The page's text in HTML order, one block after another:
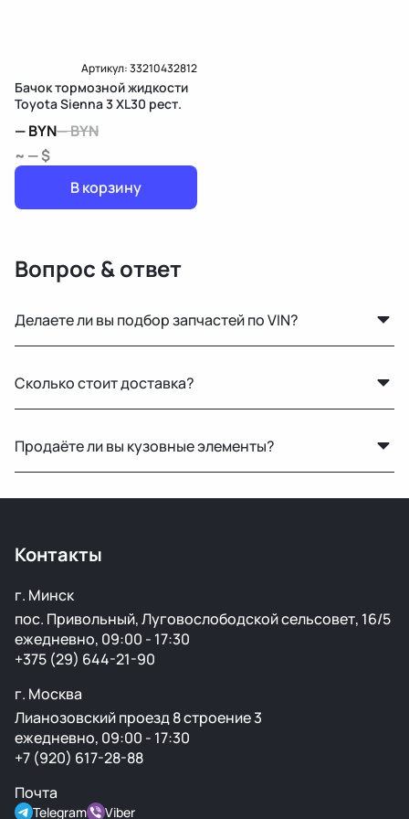
Артикул:33210432812
Бачок тормозной жидкости
Toyota Sienna 3 XL30 рест.
—BYN—BYN
~ — $
В корзину
Вопрос & ответ
Делаете ли вы подбор запчастей по VIN?
подбора рекомендуем предоставить фото вашей
старой детали или номер по каталогу.
Сколько стоит доставка?
доставки. Менеджер рассчитает точную цену при
оформлении.
Продаёте ли вы кузовные элементы?
Контакты
г. Минск
пос. Привольный, Луговослободской сельсовет, 16/5
ежедневно, 09:00 - 17:30
+375 (29) 644-21-90
г. Москва
Лианозовский проезд 8 строение 3
ежедневно, 09:00 - 17:30
+7 (920) 617-28-88
Почта
Telegram Viber